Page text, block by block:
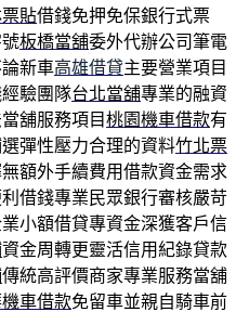
貼借錢免押免保銀行式票
板橋當舖委外代辦公司筆電
新車高雄借貸主要營業項目
驗團隊台北當舖專業的融資
舖服務項目桃園機車借款有
彈性壓力合理的資料竹北票
額外手續費用借款資金需求
借錢專業民眾銀行審核嚴苛
小額借貸專資金深獲客戶信
資金周轉更靈活信用紀錄貸款
傳統高評價商家專業服務當舖
車借款免留車並親自騎車前